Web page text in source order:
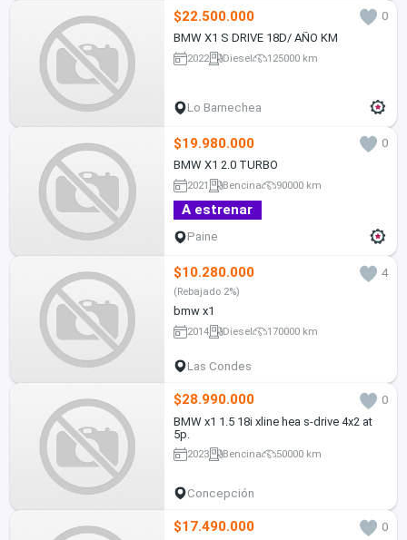
$22.500.000
0
BMW X1 S DRIVE 18D/ AÑO KM
2022 Diesel 125000 km
Lo Barnechea
$19.980.000
0
BMW X1 2.0 TURBO
2021 Bencina 90000 km
A estrenar
Paine
$10.280.000 4
(Rebajado 2%)
bmw x1
2014 Diesel 170000 km
Las Condes
$28.990.000
0
BMW x1 1.5 18i xline hea s-drive 4x2 at
5p.
2023 Bencina 50000 km
Concepción
$17.490.000
0